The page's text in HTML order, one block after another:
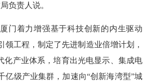
负责人说。
着力增强基于科技创新的内生驱动
领工程，制定了先进制造业倍增计划，
化产业体系，培育出光电显示、集成电
亿级产业集群，加速向“创新海湾型”城